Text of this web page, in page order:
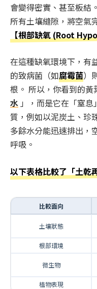
會變得密實、甚至板結
所有土壤縫隙，將空氣
【根部缺氧 (Root
在這種缺氧環境下，有
的致病菌（如腐霉菌）
根。 所以，你看到的
水 」，而是它在「窒
質，例如以泥炭土、珍
多餘水分能迅速排出，
呼吸。
以下表格比較了「土乾
比較面向
土壤狀態
根部環境
微生物
植物表現